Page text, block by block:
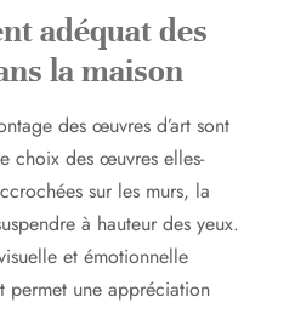
adéquat des
la maison
des œuvres d’art sont
choix des œuvres elles-
sur les murs, la
à hauteur des yeux.
et émotionnelle
permet une appréciation